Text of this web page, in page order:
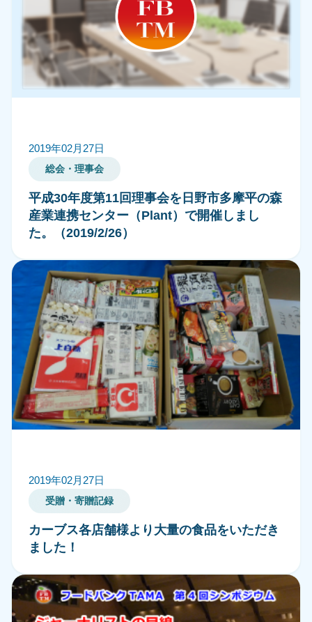
2019年02月27日
総会・理事会
平成30年度第11回理事会を日野市多摩平の森
産業連携センター（Plant）で開催しまし
た。（2019/2/26）
2019年02月27日
受贈・寄贈記録
カーブス各店舗様より大量の食品をいただき
ました！